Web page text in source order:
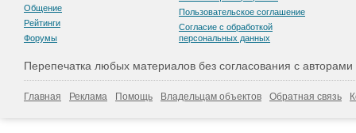
Общение
Рейтинги
Форумы
Пользовательскоe соглашение
Согласие с обработкой
персональных данных
Перепечатка любых материалов без согласования с
Главная Реклама Помощь Владельцам объектов Обратная связь